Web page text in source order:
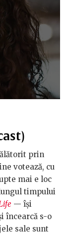
prin
votează, cu
mai e loc
timpului
— își
încearcă s-o
sale sunt